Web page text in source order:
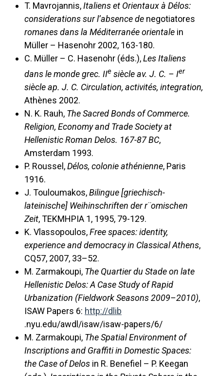
T. Mavrojannis,Italiens et Orientaux à Délos:
considerations sur l’absence de negotiatores
romanes dans la Méditerranée orientale in
Müller – Hasenohr 2002, 163-180.
C. Müller – C. Hasenohr (éds.),Les Italiens
dans le monde grec. IIe siècle av. J. C. – Ier
siècle ap. J. C. Circulation, activités, integration,
Athènes 2002.
N. K. Rauh, The Sacred Bonds of Commerce.
Religion, Economy and Trade Society at
Hellenistic Roman Delos. 167-87 BC,
Amsterdam 1993.
P. Roussel,Délos, colonie athénienne, Paris
1916.
J. Touloumakos,Bilingue [griechisch-
lateinische] Weihinschriften der r¨omischen
Zeit, TEKMHPIA 1, 1995, 79-129.
K. Vlassopoulos,Free spaces: identity,
experience and democracy in Classical Athens,
CQ57, 2007, 33–52.
M. Zarmakoupi, The Quartier du Stade on late
Hellenistic Delos: A Case Study of Rapid
Urbanization (Fieldwork Seasons 2009–2010),
ISAW Papers 6: http://dlib
.nyu.edu/awdl/isaw/isaw-papers/6/
M. Zarmakoupi, The Spatial Environment of
Inscriptions and Graffiti in Domestic Spaces:
the Case of Delos in R. Benefiel – P. Keegan